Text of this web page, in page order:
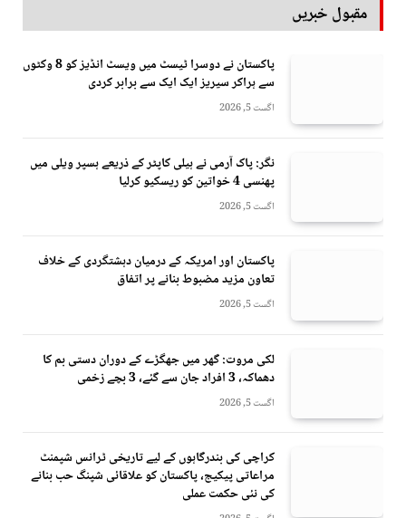
مقبول خبریں
پاکستان نے دوسرا ٹیسٹ میں ویسٹ انڈیز کو 8 وکٹوں
سے ہراکر سیریز ایک ایک سے برابر کردی
اگست 5, 2026
نگر: پاک آرمی نے ہیلی کاپٹر کے ذریعے ہسپر ویلی میں
پھنسی 4 خواتین کو ریسکیو کرلیا
اگست 5, 2026
پاکستان اور امریکہ کے درمیان دہشتگردی کے خلاف
تعاون مزید مضبوط بنانے پر اتفاق
اگست 5, 2026
لکی مروت: گھر میں جھگڑے کے دوران دستی بم کا
دھماکہ، 3 افراد جان سے گئے، 3 بچے زخمی
اگست 5, 2026
کراچی کی بندرگاہوں کے لیے تاریخی ٹرانس شپمنٹ
مراعاتی پیکیج، پاکستان کو علاقائی شپنگ حب بنانے
کی نئی حکمت عملی